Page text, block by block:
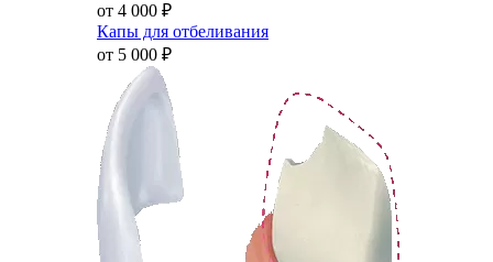
от 4 000 ₽
Капы для отбеливания
от 5 000 ₽